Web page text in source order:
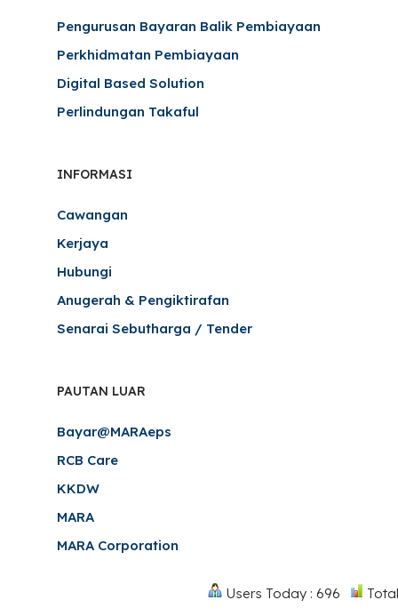
Users Today : 696
Pengurusan Bayaran Balik Pembiayaan
Perkhidmatan Pembiayaan
Digital Based Solution
Perlindungan Takaful
INFORMASI
Cawangan
Kerjaya
Hubungi
Anugerah & Pengiktirafan
Senarai Sebutharga / Tender
PAUTAN LUAR
Bayar@MARAeps
RCB Care
KKDW
MARA
MARA Corporation